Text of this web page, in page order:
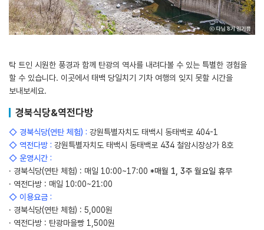
탁 트인 시원한 풍경과 함께 탄광의 역사를 내려다볼 수 있는 특별한 경험을
할 수 있습니다. 이곳에서 태백 당일치기 기차 여행의 잊지 못할 시간을
보내보세요.
경북식당&역전다방
◇ 경북식당(연탄 체험) : 강원특별자치도 태백시 동태백로 404-1
◇ 역전다방 : 강원특별자치도 태백시 동태백로 434 철암시장상가 8호
◇ 운영시간 :
· 경북식당(연탄 체험) : 매일 10:00~17:00 *매월 1, 3주 월요일 휴무
· 역전다방 : 매일 10:00~21:00
◇ 이용요금 :
· 경북식당(연탄 체험) : 5,000원
· 역전다방 : 탄광마을빵 1,500원